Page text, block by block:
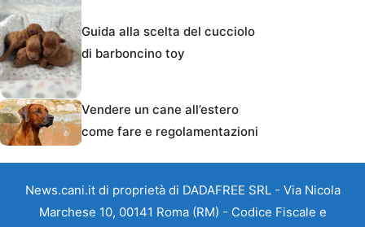
Guida alla scelta del cucciolo
di barboncino toy
Vendere un cane all’estero
come fare e regolamentazioni
News.cani.it di proprietà di DADAFREE SRL - Via Nicola
Marchese 10, 00141 Roma (RM) - Codice Fiscale e